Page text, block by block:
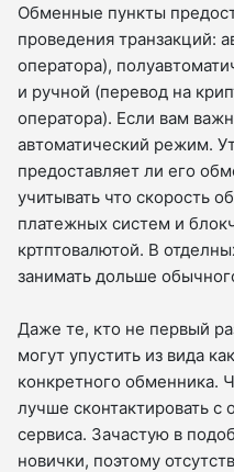
Обменные пункты
проведения транзакций:
оператора),
и ручной (перевод на
оператора). Если вам
автоматический режим.
предоставляет ли его
учитывать что скорость
платежных систем и
кртптовалютой. В
занимать дольше
Даже те, кто не первый
могут упустить из вида
конкретного обменника.
лучше сконтактировать
сервиса. Зачастую в
новички, поэтому